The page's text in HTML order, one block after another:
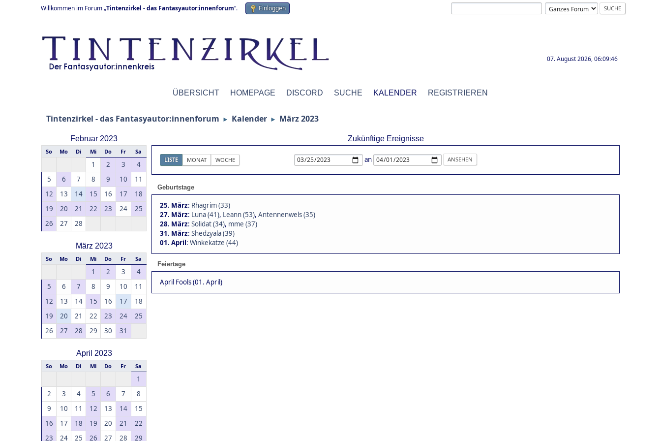
Willkommen im Forum „Tintenzirkel - das Fantasyautor:innenforum“. Einloggen
07. August 2026, 06:09:46
ÜBERSICHT HOMEPAGE DISCORD SUCHE KALENDER REGISTRIEREN
Tintenzirkel - das Fantasyautor:innenforum ► Kalender ► März 2023
Februar 2023
So Mo Di Mi Do Fr Sa
1 2 3
4
5
6 7 8 9 10
11
12
13 14 15 16 17
18
19
20 21 22 23 24
25
26
27 28
März 2023
So Mo Di Mi Do Fr Sa
1 2 3
4
5
6 7 8 9 10
11
12
13 14 15 16 17
18
19
20 21 22 23 24
25
26
27 28 29 30 31
April 2023
So Mo Di Mi Do Fr Sa
1
2
3 4 5 6 7
8
9
10 11 12 13 14
15
16
17 18 19 20 21
22
23
24 25 26 27 28 29
Zukünftige Ereignisse
LISTE MONAT WOCHE an
Geburtstage
25. März: Rhagrim (33)
27. März: Luna (41), Leann (53), Antennenwels (35)
28. März: Solidat (34), mme (37)
31. März: Shedzyala (39)
01. April: Winkekatze (44)
Feiertage
April Fools (01. April)